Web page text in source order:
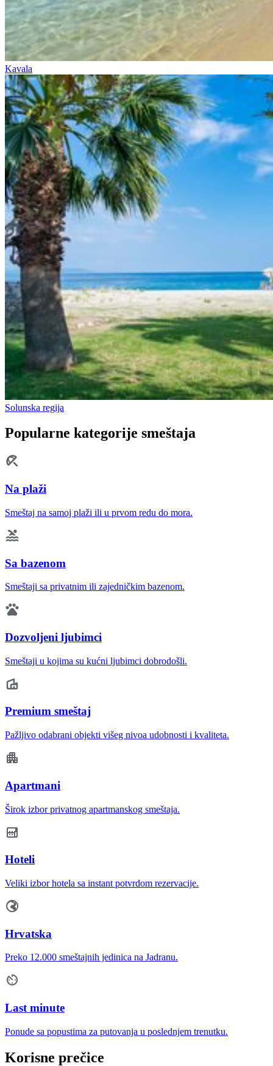
Kavala
Solunska regija
Popularne kategorije smeštaja
Na plaži
Smeštaj na samoj plaži ili u prvom redu do mora.
Sa bazenom
Smeštaji sa privatnim ili zajedničkim bazenom.
Dozvoljeni ljubimci
Smeštaji u kojima su kućni ljubimci dobrodošli.
Premium smeštaj
Pažljivo odabrani objekti višeg nivoa udobnosti i kvaliteta.
Apartmani
Širok izbor privatnog apartmanskog smeštaja.
Hoteli
Veliki izbor hotela sa instant potvrdom rezervacije.
Hrvatska
Preko 12.000 smeštajnih jedinica na Jadranu.
Last minute
Ponude sa popustima za putovanja u poslednjem trenutku.
Korisne prečice